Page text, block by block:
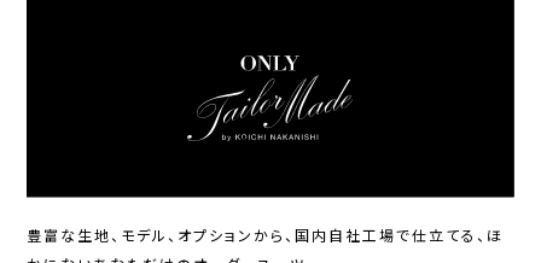
¥20,900
ONLY
¥4,290 (税込)
豊富な生地、モデル、オプションから、国内自社工場で仕立てる、ほ